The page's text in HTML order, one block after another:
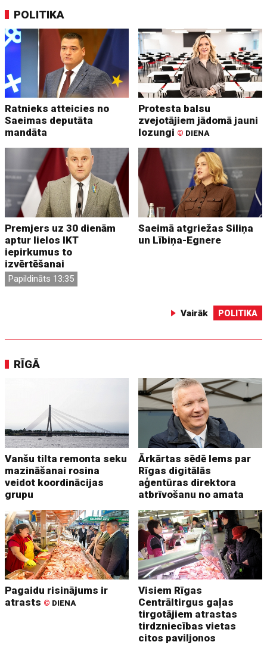
POLITIKA
Ratnieks atteicies no
Saeimas deputāta
mandāta
Protesta balsu
zvejotājiem jādomā jauni
lozungi © DIENA
Premjers uz 30 dienām
aptur lielos IKT
iepirkumus to
izvērtēšanai
Papildināts 13:35
Saeimā atgriežas Siliņa
un Lībiņa-Egnere
Vairāk POLITIKA
RĪGĀ
Vanšu tilta remonta seku
mazināšanai rosina
veidot koordinācijas
grupu
Ārkārtas sēdē lems par
Rīgas digitālās
aģentūras direktora
atbrīvošanu no amata
Pagaidu risinājums ir
atrasts © DIENA
Visiem Rīgas
Centrāltirgus gaļas
tirgotājiem atrastas
tirdzniecības vietas
citos paviljonos